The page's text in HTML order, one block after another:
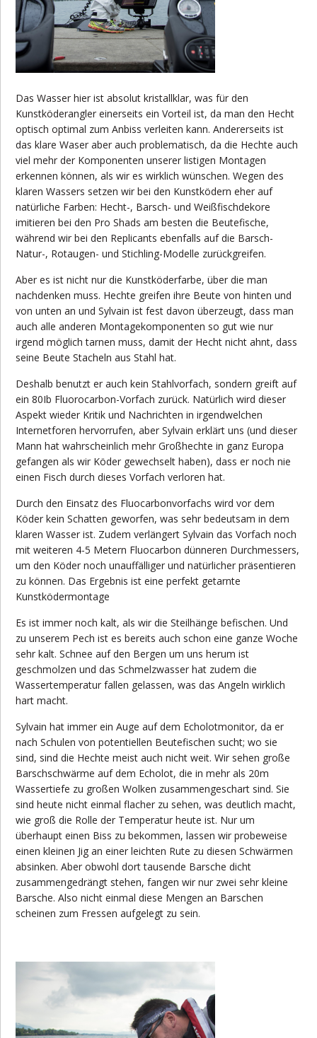
Das Wasser hier ist absolut kristallklar, was für den
Kunstköderangler einerseits ein Vorteil ist, da man den Hecht
optisch optimal zum Anbiss verleiten kann. Andererseits ist
das klare Waser aber auch problematisch, da die Hechte auch
viel mehr der Komponenten unserer listigen Montagen
erkennen können, als wir es wirklich wünschen. Wegen des
klaren Wassers setzen wir bei den Kunstködern eher auf
natürliche Farben: Hecht-, Barsch- und Weißfischdekore
imitieren bei den Pro Shads am besten die Beutefische,
während wir bei den Replicants ebenfalls auf die Barsch-
Natur-, Rotaugen- und Stichling-Modelle zurückgreifen.
Aber es ist nicht nur die Kunstköderfarbe, über die man
nachdenken muss. Hechte greifen ihre Beute von hinten und
von unten an und Sylvain ist fest davon überzeugt, dass man
auch alle anderen Montagekomponenten so gut wie nur
irgend möglich tarnen muss, damit der Hecht nicht ahnt, dass
seine Beute Stacheln aus Stahl hat.
Deshalb benutzt er auch kein Stahlvorfach, sondern greift auf
ein 80Ib Fluorocarbon-Vorfach zurück. Natürlich wird dieser
Aspekt wieder Kritik und Nachrichten in irgendwelchen
Internetforen hervorrufen, aber Sylvain erklärt uns (und dieser
Mann hat wahrscheinlich mehr Großhechte in ganz Europa
gefangen als wir Köder gewechselt haben), dass er noch nie
einen Fisch durch dieses Vorfach verloren hat.
Durch den Einsatz des Fluocarbonvorfachs wird vor dem
Köder kein Schatten geworfen, was sehr bedeutsam in dem
klaren Wasser ist. Zudem verlängert Sylvain das Vorfach noch
mit weiteren 4-5 Metern Fluocarbon dünneren Durchmessers,
um den Köder noch unauffälliger und natürlicher präsentieren
zu können. Das Ergebnis ist eine perfekt getarnte
Kunstködermontage
Es ist immer noch kalt, als wir die Steilhänge befischen. Und
zu unserem Pech ist es bereits auch schon eine ganze Woche
sehr kalt. Schnee auf den Bergen um uns herum ist
geschmolzen und das Schmelzwasser hat zudem die
Wassertemperatur fallen gelassen, was das Angeln wirklich
hart macht.
Sylvain hat immer ein Auge auf dem Echolotmonitor, da er
nach Schulen von potentiellen Beutefischen sucht; wo sie
sind, sind die Hechte meist auch nicht weit. Wir sehen große
Barschschwärme auf dem Echolot, die in mehr als 20m
Wassertiefe zu großen Wolken zusammengeschart sind. Sie
sind heute nicht einmal flacher zu sehen, was deutlich macht,
wie groß die Rolle der Temperatur heute ist. Nur um
überhaupt einen Biss zu bekommen, lassen wir probeweise
einen kleinen Jig an einer leichten Rute zu diesen Schwärmen
absinken. Aber obwohl dort tausende Barsche dicht
zusammengedrängt stehen, fangen wir nur zwei sehr kleine
Barsche. Also nicht einmal diese Mengen an Barschen
scheinen zum Fressen aufgelegt zu sein.